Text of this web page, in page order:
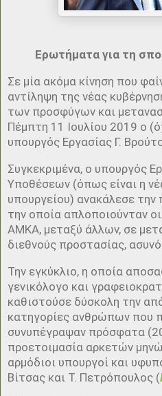
Ερωτήματα για τη
Σε μία ακόμα κίνηση που
αντίληψη της νέας
των προσφύγων και
Πέμπτη 11 Ιουλίου 2019 ο
υπουργός Εργασίας Γ.
Συγκεκριμένα, ο υπουργός
Υποθέσεων (όπως είναι η
υπουργείου) ανακάλεσε
την οποία απλοποιούνταν
ΑΜΚΑ, μεταξύ άλλων, σε
διεθνούς προστασίας,
Την εγκύκλιο, η οποία
γενικόλογο και
καθιστούσε δύσκολη την
κατηγορίες ανθρώπων που
συνυπέγραψαν πρόσφατα
προετοιμασία αρκετών
αρμόδιοι υπουργοί και
Βίτσας και Τ. Πετρόπουλος (